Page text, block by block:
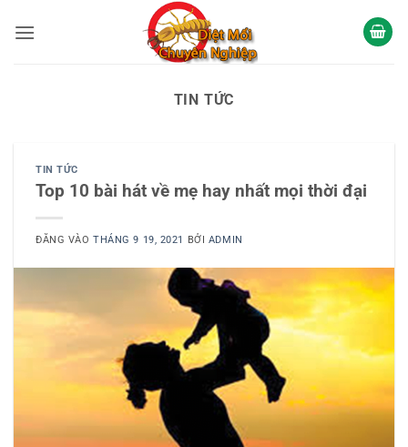
qua
TIN TỨC
TIN TỨC
Top 10 bài hát về mẹ hay nhất mọi thời đại
ĐĂNG VÀOTHÁNG 9 19, 2021 BỞI ADMIN